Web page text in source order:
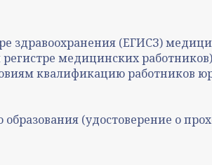
здравоохранения (ЕГИСЗ)
медицинских
квалификацию работников
(удостоверение о